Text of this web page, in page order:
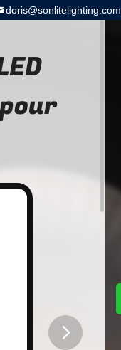
doris@sonlitelighting.com